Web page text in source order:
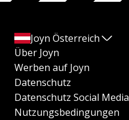
Joyn Österreich
Über Joyn
Werben auf Joyn
Datenschutz
Datenschutz Social Media
Nutzungsbedingungen